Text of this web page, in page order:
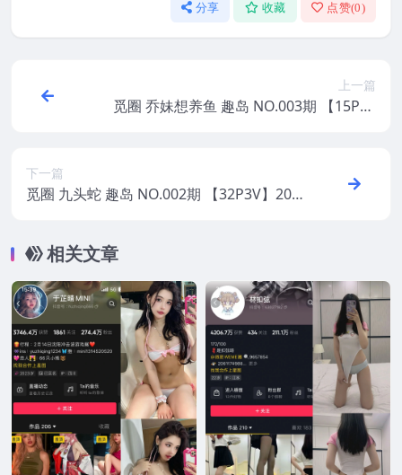
分享 收藏 点赞(0)
上一篇
觅圈 乔妹想养鱼 趣岛 NO.003期 【15P15
下一篇
觅圈 九头蛇 趣岛 NO.002期 【32P3V】202
相关文章